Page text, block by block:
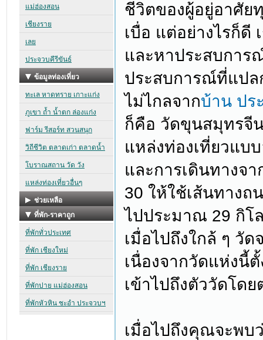
ชีวิตของผู้อยู่อาศัย
เบื่อ แต่อย่างไรก็ดี
และหาประสบการ
ประสบการณ์ที่แปล
ไม่ไกลจากบ้าน ปร
ก็คือ วัดขุนสมุทรจี
แหล่งท่องเที่ยวแบ
และการเดินทางจ
30 ให้ใช้เส้นทางถ
ไปประมาณ 29 กิโ
เมื่อไปถึงใกล้ ๆ วั
เนื่องจากวัดแห่งนี้
เข้าไปถึงตัววัดโดย
เมื่อไปถึงคุณจะพบ